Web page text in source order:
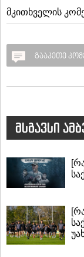
მკითხველის
გააკეთე
მსგავსი